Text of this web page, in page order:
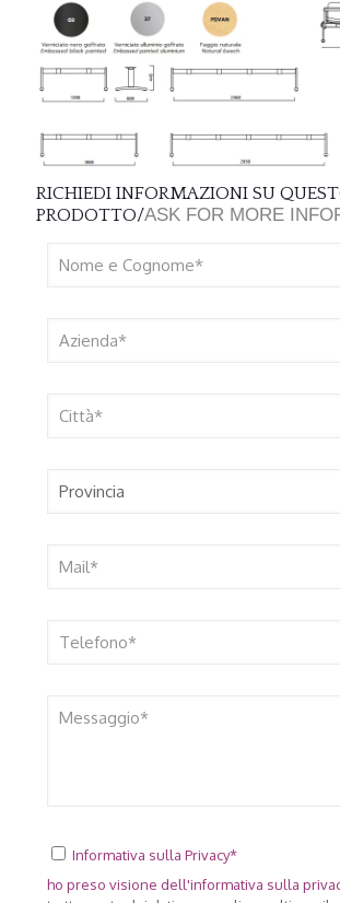
RICHIEDI INFORMAZIONI SU
PRODOTTO/ASK FOR MORE
Informativa sulla Privacy*
ho preso visione dell'informativa sulla